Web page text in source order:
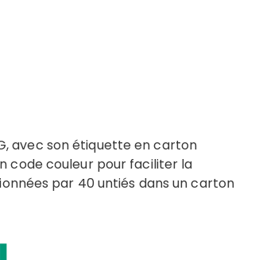
avec son étiquette en carton
code couleur pour faciliter la
par 40 untiés dans un carton